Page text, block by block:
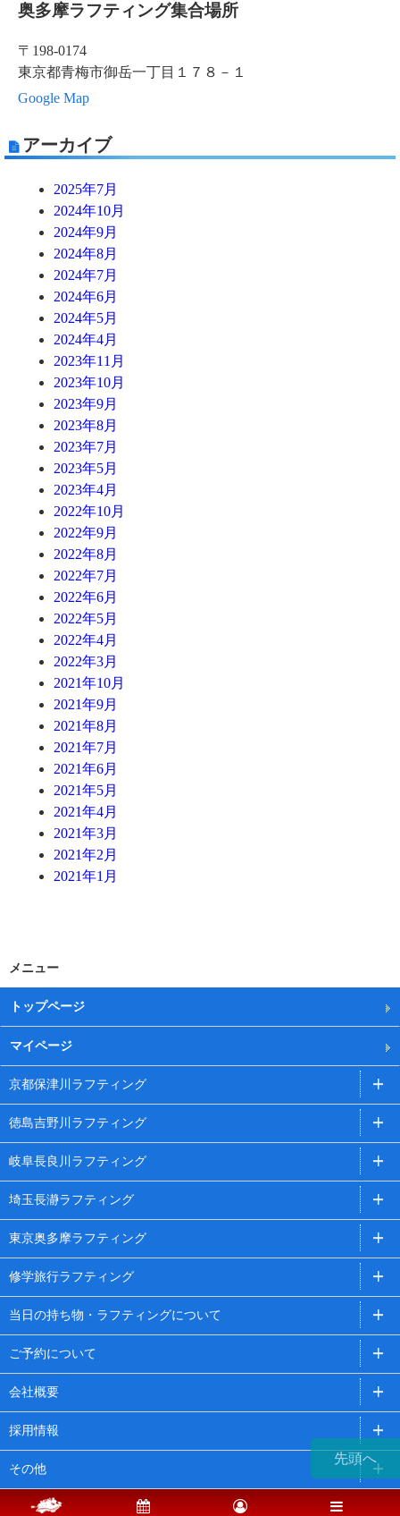
奥多摩ラフティング集合場所
〒198-0174
東京都青梅市御岳一丁目１７８－１
Google Map
アーカイブ
2025年7月
2024年10月
2024年9月
2024年8月
2024年7月
2024年6月
2024年5月
2024年4月
2023年11月
2023年10月
2023年9月
2023年8月
2023年7月
2023年5月
2023年4月
2022年10月
2022年9月
2022年8月
2022年7月
2022年6月
2022年5月
2022年4月
2022年3月
2021年10月
2021年9月
2021年8月
2021年7月
2021年6月
2021年5月
2021年4月
2021年3月
2021年2月
2021年1月
先頭へ
メニュー
トップページ
マイページ
京都保津川ラフティング
徳島吉野川ラフティング
岐阜長良川ラフティング
埼玉長瀞ラフティング
東京奥多摩ラフティング
修学旅行ラフティング
当日の持ち物・ラフティングについて
ご予約について
会社概要
採用情報
その他